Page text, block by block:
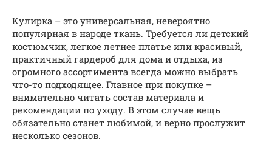
Кулирка – это универсальная, невероятно
популярная в народе ткань. Требуется ли детский
костюмчик, легкое летнее платье или красивый,
практичный гардероб для дома и отдыха, из
огромного ассортимента всегда можно выбрать
что-то подходящее. Главное при покупке –
внимательно читать состав материала и
рекомендации по уходу. В этом случае вещь
обязательно станет любимой, и верно прослужит
несколько сезонов.